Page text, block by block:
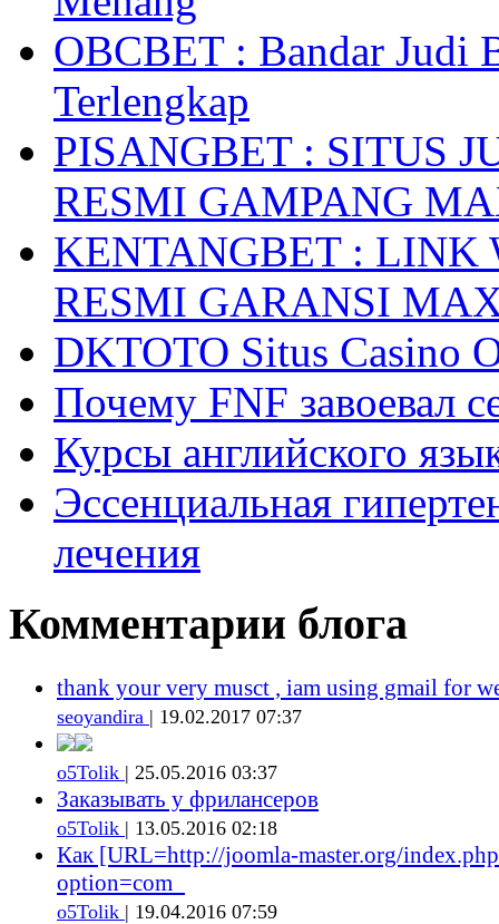
OBCBET : Bandar Judi
Terlengkap
PISANGBET : SITUS
RESMI GAMPANG
KENTANGBET : LINK
RESMI GARANSI
DKTOTO Situs Casino
Почему FNF завоевал
Курсы английского
Эссенциальная
лечения
Комментарии блога
thank your very musct , iam using gmail for
seoyandira | 19.02.2017 07:37
o5Tolik | 25.05.2016 03:37
Заказывать у фрилансеров
o5Tolik | 13.05.2016 02:18
Как [URL=http://joomla-master.org/
option=com_
o5Tolik | 19.04.2016 07:59